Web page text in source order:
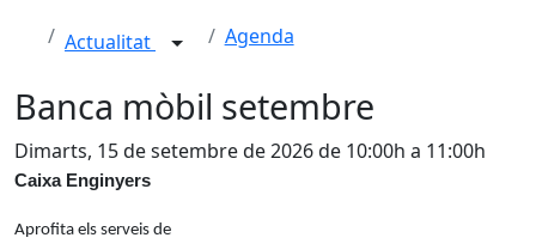
Actualitat Agenda
Banca mòbil setembre
Dimarts, 15 de setembre de 2026 de 10:00h a 11:00h
Caixa Enginyers
Aprofita els serveis de